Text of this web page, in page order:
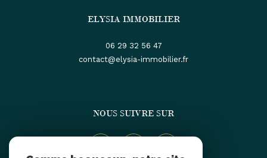
ELYSIA IMMOBILIER
06 29 32 56 47
contact@elysia-immobilier.fr
NOUS SUIVRE SUR